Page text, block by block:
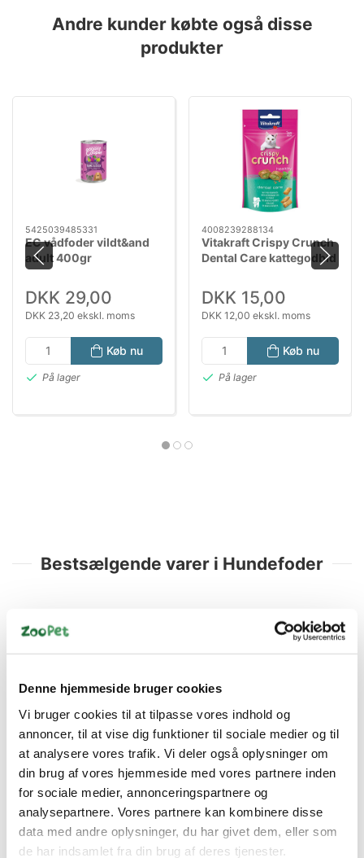
Denne hjemmeside bruger cookies
Vi bruger cookies til at tilpasse vores indhold og
annoncer, til at vise dig funktioner til sociale medier og til
at analysere vores trafik. Vi deler også oplysninger om
din brug af vores hjemmeside med vores partnere inden
for sociale medier, annonceringspartnere og
analysepartnere. Vores partnere kan kombinere disse
data med andre oplysninger, du har givet dem, eller som
de har indsamlet fra din brug af deres tjenester.
Andre kunder købte også disse
produkter
5425039485331
EC vådfoder vildt&and
adult 400gr
DKK 29,00
DKK 23,20 ekskl. moms
Køb nu
På lager
4008239288134
Vitakraft Crispy Crunch
Dental Care kattegodbid
DKK 15,00
DKK 12,00 ekskl. moms
Køb nu
På lager
Bestsælgende varer i Hundefoder
MERA NYHED!
MERA Pure Sensitive
Lam & Ris 12,5kg –
Hundefoder til Følsom
Fordøjelse
DKK 395,00
DKK 316,00 ekskl. moms
MERA NYHED!
4025877568503
Mera Adult Laks & Ris
12,5 kg
DKK 395,00
DKK 316,00 ekskl. moms